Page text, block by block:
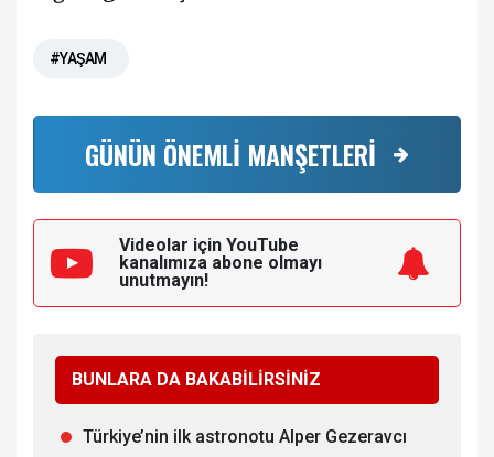
#YAŞAM
GÜNÜN ÖNEMLİ MANŞETLERİ
Videolar için YouTube
kanalımıza abone olmayı
unutmayın!
BUNLARA DA BAKABİLİRSİNİZ
Türkiye’nin ilk astronotu Alper Gezeravcı